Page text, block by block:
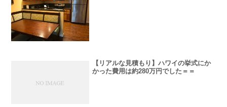
【リアルな見積もり】ハワイの挙式にか
かった費用は約280万円でした＝＝